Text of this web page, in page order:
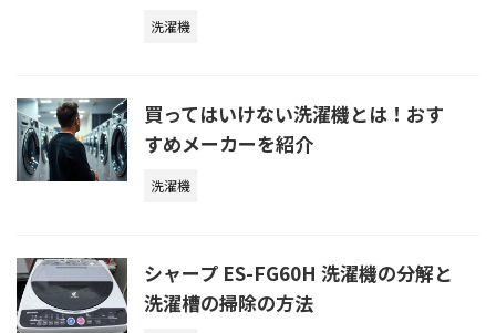
洗濯機
買ってはいけない洗濯機とは！おす
すめメーカーを紹介
洗濯機
シャープ ES-FG60H 洗濯機の分解と
洗濯槽の掃除の方法